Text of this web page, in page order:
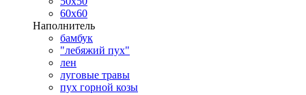
60х60
Наполнитель
бамбук
"лебяжий пух"
лен
луговые травы
пух горной козы